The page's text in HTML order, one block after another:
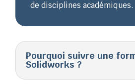
de disciplines académiques.
Pourquoi suivre une
Solidworks ?